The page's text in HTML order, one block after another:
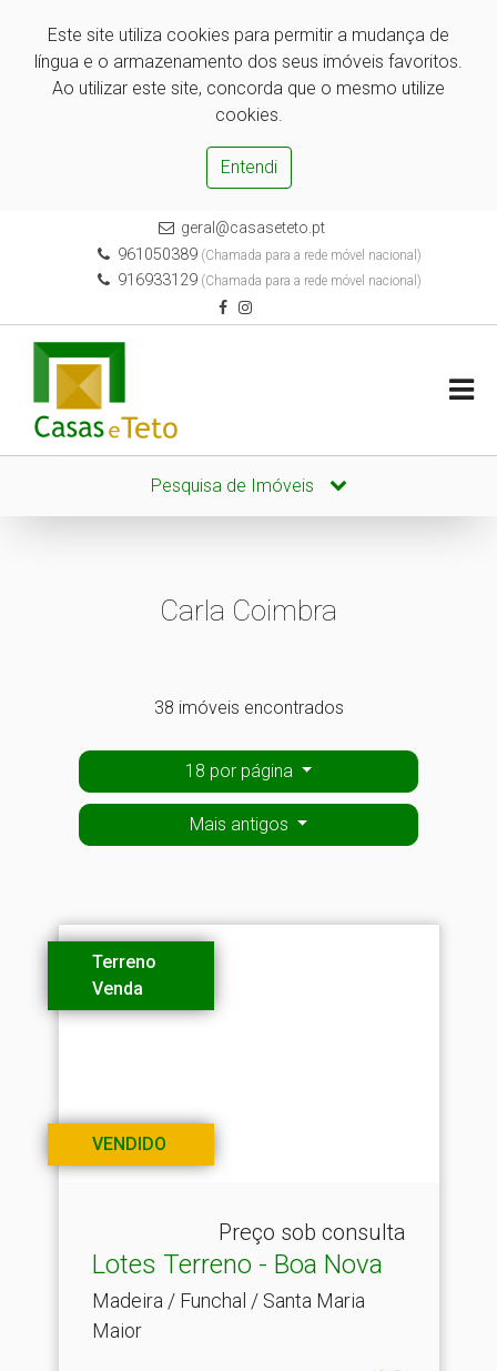
Este site utiliza cookies para permitir a mudança de
língua e o armazenamento dos seus imóveis favoritos.
Ao utilizar este site, concorda que o mesmo utilize
cookies.
Entendi
geral@casaseteto.pt
961050389 (Chamada para a rede móvel nacional)
916933129 (Chamada para a rede móvel nacional)
Pesquisa de Imóveis
Carla Coimbra
38 imóveis encontrados
18 por página
Mais antigos
Terreno
Venda
VENDIDO
Preço sob consulta
Lotes Terreno - Boa Nova
Madeira / Funchal / Santa Maria
Maior